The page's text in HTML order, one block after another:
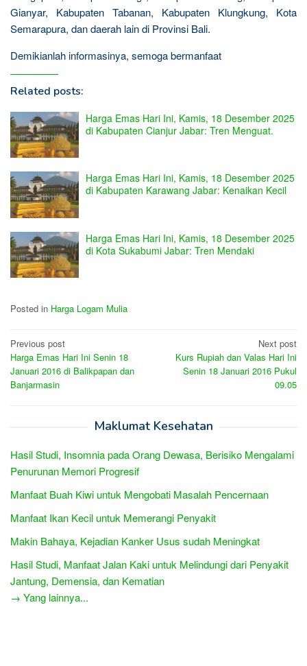
Gianyar, Kabupaten Tabanan, Kabupaten Klungkung, Kota
Semarapura, dan daerah lain di Provinsi Bali.
Demikianlah informasinya, semoga bermanfaat
Related posts:
Harga Emas Hari Ini, Kamis, 18 Desember 2025
di Kabupaten Cianjur Jabar: Tren Menguat.
Harga Emas Hari Ini, Kamis, 18 Desember 2025
di Kabupaten Karawang Jabar: Kenaikan Kecil
Harga Emas Hari Ini, Kamis, 18 Desember 2025
di Kota Sukabumi Jabar: Tren Mendaki
Posted in Harga Logam Mulia
Post
navigation
Previous post
Harga Emas Hari Ini Senin 18
Januari 2016 di Balikpapan dan
Banjarmasin
Next post
Kurs Rupiah dan Valas Hari Ini
Senin 18 Januari 2016 Pukul
09.05
Maklumat Kesehatan
Hasil Studi, Insomnia pada Orang Dewasa, Berisiko Mengalami
Penurunan Memori Progresif
Manfaat Buah Kiwi untuk Mengobati Masalah Pencernaan
Manfaat Ikan Kecil untuk Memerangi Penyakit
Makin Bahaya, Kejadian Kanker Usus sudah Meningkat
Hasil Studi, Manfaat Jalan Kaki untuk Melindungi dari Penyakit
Jantung, Demensia, dan Kematian
→ Yang lainnya...